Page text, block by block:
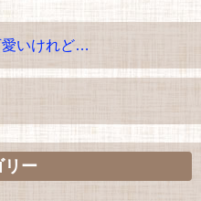
愛いけれど…
リー